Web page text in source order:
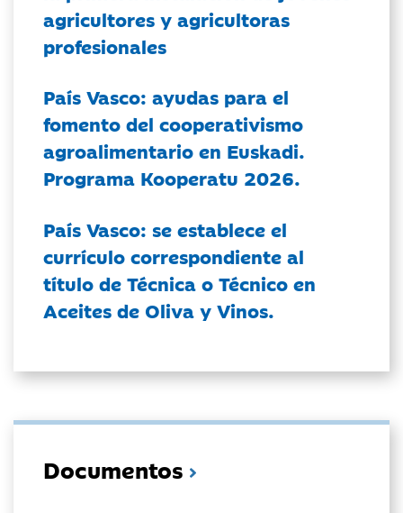
agricultores y agricultoras
profesionales
País Vasco: ayudas para el
fomento del cooperativismo
agroalimentario en Euskadi.
Programa Kooperatu 2026.
País Vasco: se establece el
currículo correspondiente al
título de Técnica o Técnico en
Aceites de Oliva y Vinos.
Documentos